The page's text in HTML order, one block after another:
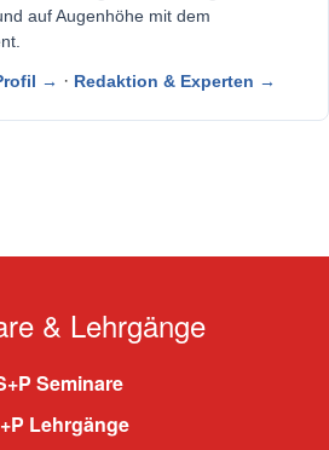
auf Augenhöhe mit dem
→ · Redaktion & Experten →
& Lehrgänge
Seminare
Lehrgänge